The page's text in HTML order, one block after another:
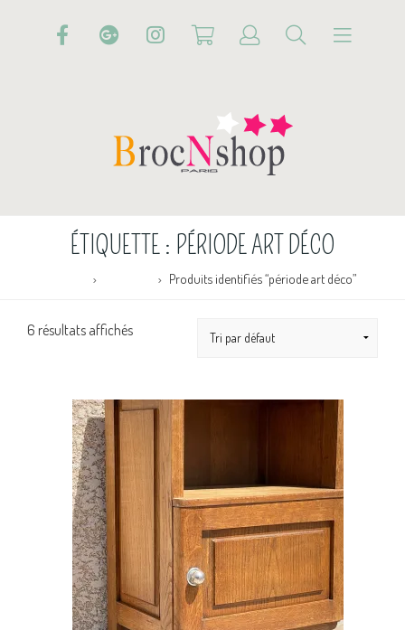
ÉTIQUETTE : PÉRIODE ART DÉCO
Produits identifiés “période art déco”
6 résultats affichés